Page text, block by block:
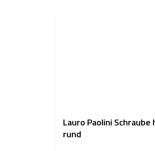
Lauro Paolini Schraube
rund